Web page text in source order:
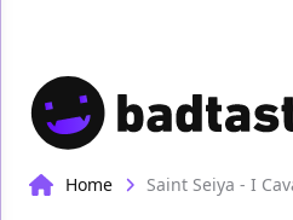
Home Saint Seiya - I